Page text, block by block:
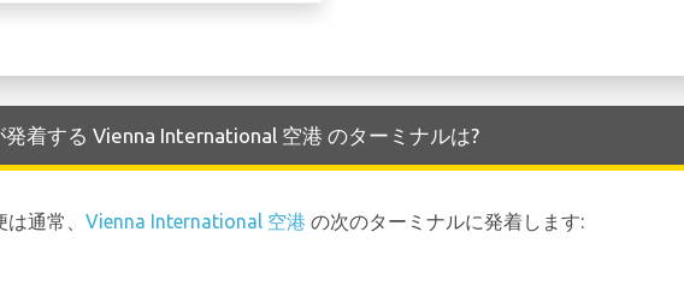
着する Vienna International 空港 のターミナルは?
通常、 Vienna International 空港 の次のターミナルに発着します: